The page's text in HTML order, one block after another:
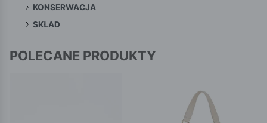
KONSERWACJA
SKŁAD
POLECANE PRODUKTY